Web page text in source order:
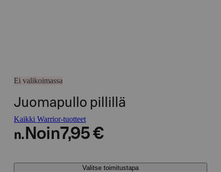
Ei valikoimassa
Juomapullo pillillä
Kaikki Warrior-tuotteet
n. Noin7,95 €
Valitse toimitustapa